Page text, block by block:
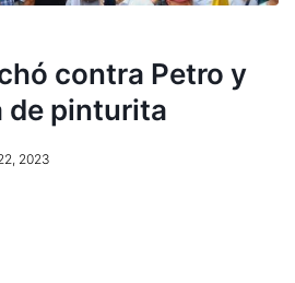
contra Petro y
de pinturita
2023